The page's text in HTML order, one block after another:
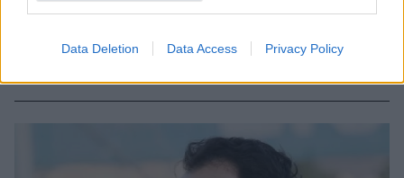
Data Deletion Data Access Privacy Policy
Συνεχίζει το… σαφάρι ο Νταμπίζας
συνεχίζοντας το «τσεκάρισμα» για υποψήφιους